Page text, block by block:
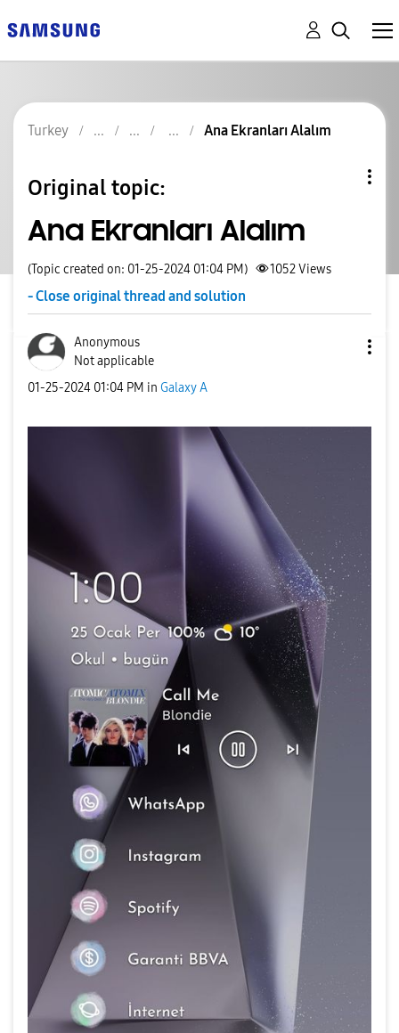
Turkey Ana Ekranları Alalım
Original topic:
Ana Ekranları Alalım
(Topic created on: 01-25-2024 01:04 PM) 1052Views
- Close original thread and solution
Anonymous
Not applicable
‎01-25-2024 01:04 PM in Galaxy A